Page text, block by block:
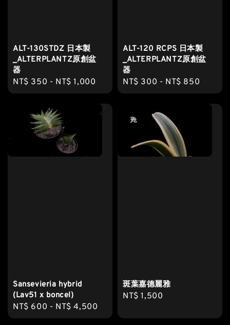
ALT-130STDZ 日本製
_ALTERPLANTZ原創盆
器
Regular
price
NT$ 350 - NT$ 1,000
ALT-120 RCPS 日本製
_ALTERPLANTZ原創盆
器
Regular
price
NT$ 300 - NT$ 850
Sansevieria hybrid
(Lav51 x boncel)
Regular
price
NT$ 600 - NT$ 4,500
斑葉嘉德麗雅
Regular
NT$ 1,500